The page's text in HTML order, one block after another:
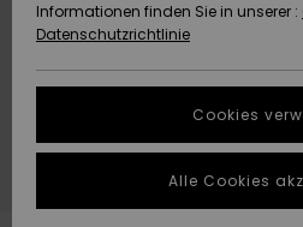
Starten Sie
um die
schnellste
Antwort auf
NACHHALTIGKEIT
SHOPS
QUIKSILVER APP
WUNSCHLISTE
Informationen finden Sie in unserer :
Datenschutzrichtlinie
Cookies
Alle Cookies